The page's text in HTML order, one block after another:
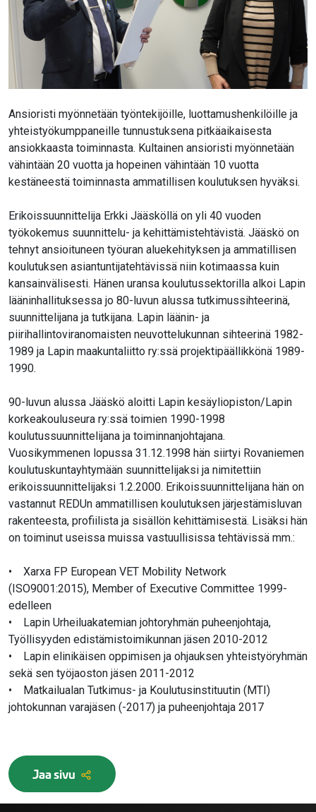
Ansioristi myönnetään työntekijöille, luottamushenkilöille ja
yhteistyökumppaneille tunnustuksena pitkäaikaisesta
ansiokkaasta toiminnasta. Kultainen ansioristi myönnetään
vähintään 20 vuotta ja hopeinen vähintään 10 vuotta
kestäneestä toiminnasta ammatillisen koulutuksen hyväksi.
Erikoissuunnittelija Erkki Jääsköllä on yli 40 vuoden
työkokemus suunnittelu- ja kehittämistehtävistä. Jääskö on
tehnyt ansioituneen työuran aluekehityksen ja ammatillisen
koulutuksen asiantuntijatehtävissä niin kotimaassa kuin
kansainvälisesti. Hänen uransa koulutussektorilla alkoi Lapin
lääninhallituksessa jo 80-luvun alussa tutkimussihteerinä,
suunnittelijana ja tutkijana. Lapin läänin- ja
piirihallintoviranomaisten neuvottelukunnan sihteerinä 1982-
1989 ja Lapin maakuntaliitto ry:ssä projektipäällikkönä 1989-
1990.
90-luvun alussa Jääskö aloitti Lapin kesäyliopiston/Lapin
korkeakouluseura ry:ssä toimien 1990-1998
koulutussuunnittelijana ja toiminnanjohtajana.
Vuosikymmenen lopussa 31.12.1998 hän siirtyi Rovaniemen
koulutuskuntayhtymään suunnittelijaksi ja nimitettiin
erikoissuunnittelijaksi 1.2.2000. Erikoissuunnittelijana hän on
vastannut REDUn ammatillisen koulutuksen järjestämisluvan
rakenteesta, profiilista ja sisällön kehittämisestä. Lisäksi hän
on toiminut useissa muissa vastuullisissa tehtävissä mm.:
• Xarxa FP European VET Mobility Network
(ISO9001:2015), Member of Executive Committee 1999-
edelleen
• Lapin Urheiluakatemian johtoryhmän puheenjohtaja,
Työllisyyden edistämistoimikunnan jäsen 2010-2012
• Lapin elinikäisen oppimisen ja ohjauksen yhteistyöryhmän
sekä sen työjaoston jäsen 2011-2012
• Matkailualan Tutkimus- ja Koulutusinstituutin (MTI)
johtokunnan varajäsen (-2017) ja puheenjohtaja 2017
Jaa sivu